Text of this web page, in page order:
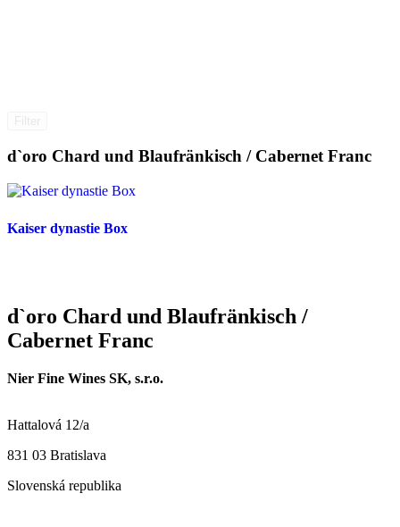
d`oro Chard und Blaufränkisch / Cabernet Franc
Kaiser dynastie Box
d`oro Chard und Blaufränkisch /
Cabernet Franc
Nier Fine Wines SK, s.r.o.
Hattalová 12/a
831 03 Bratislava
Slovenská republika